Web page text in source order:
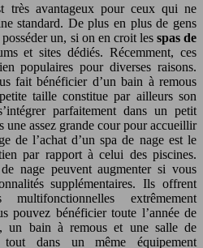
très avantageux pour ceux qui ne
standard. De plus en plus de gens
un, si on en croit les spas de
et sites dédiés. Récemment, ces
populaires pour diverses raisons.
fait bénéficier d’un bain à remous
taille constitue par ailleurs son
parfaitement dans un petit
une assez grande cour pour accueillir
de l’achat d’un spa de nage est le
par rapport à celui des piscines.
nage peuvent augmenter si vous
supplémentaires. Ils offrent
extrêmement
pouvez bénéficier toute l’année de
un bain à remous et une salle de
tout dans un même équipement